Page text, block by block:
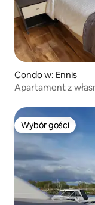
Condo w: Ennis
Apartament z
Wybór gości
Wybór gości